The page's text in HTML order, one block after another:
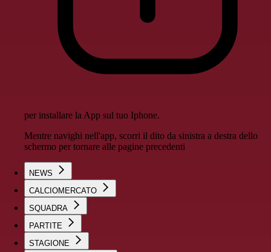
per installare la App sul tuo Iphone.
Mentre navighi nell'app, scorri il dito da sinistra a destra dello
schermo per tornare alle pagine precedenti
NEWS
CALCIOMERCATO
SQUADRA
PARTITE
STAGIONE